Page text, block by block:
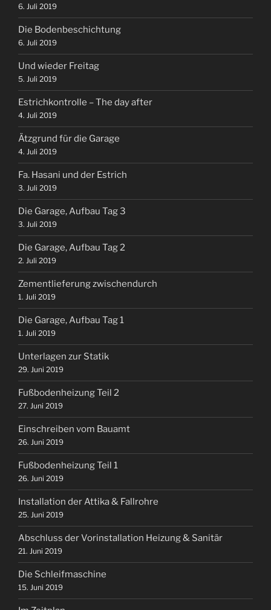
6. Juli 2019
Die Bodenbeschichtung
6. Juli 2019
Und wieder Freitag
5. Juli 2019
Estrichkontrolle – The day after
4. Juli 2019
Ätzgrund für die Garage
4. Juli 2019
Fa. Hasani und der Estrich
3. Juli 2019
Die Garage, Aufbau Tag 3
3. Juli 2019
Die Garage, Aufbau Tag 2
2. Juli 2019
Zementlieferung zwischendurch
1. Juli 2019
Die Garage, Aufbau Tag 1
1. Juli 2019
Unterlagen zur Statik
29. Juni 2019
Fußbodenheizung Teil 2
27. Juni 2019
Einschreiben vom Bauamt
26. Juni 2019
Fußbodenheizung Teil 1
26. Juni 2019
Installation der Attika & Fallrohre
25. Juni 2019
Abschluss der Vorinstallation Heizung & Sanitär
21. Juni 2019
Die Schleifmaschine
15. Juni 2019